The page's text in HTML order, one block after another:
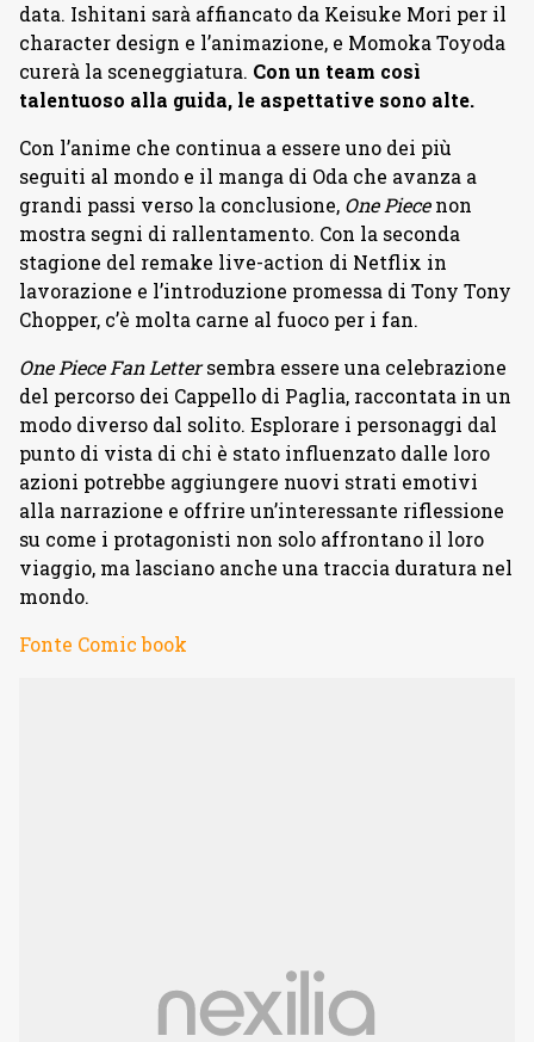
data. Ishitani sarà affiancato da Keisuke Mori per il
character design e l’animazione, e Momoka Toyoda
curerà la sceneggiatura. Con un team così
talentuoso alla guida, le aspettative sono alte.
Con l’anime che continua a essere uno dei più
seguiti al mondo e il manga di Oda che avanza a
grandi passi verso la conclusione, One Piecenon
mostra segni di rallentamento. Con la seconda
stagione del remake live-action di Netflix in
lavorazione e l’introduzione promessa di Tony Tony
Chopper, c’è molta carne al fuoco per i fan.
One Piece Fan Lettersembra essere una celebrazione
del percorso dei Cappello di Paglia, raccontata in un
modo diverso dal solito. Esplorare i personaggi dal
punto di vista di chi è stato influenzato dalle loro
azioni potrebbe aggiungere nuovi strati emotivi
alla narrazione e offrire un’interessante riflessione
su come i protagonisti non solo affrontano il loro
viaggio, ma lasciano anche una traccia duratura nel
mondo.
Fonte Comic book